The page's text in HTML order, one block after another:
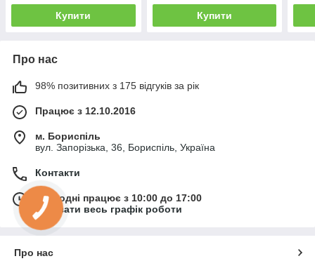
Купити Купити
Про нас
98% позитивних з 175 відгуків за рік
Працює з 12.10.2016
м. Бориспіль
вул. Запорізька, 36, Бориспіль, Україна
Контакти
Сьогодні працює з 10:00 до 17:00
Показати весь графік роботи
Про нас